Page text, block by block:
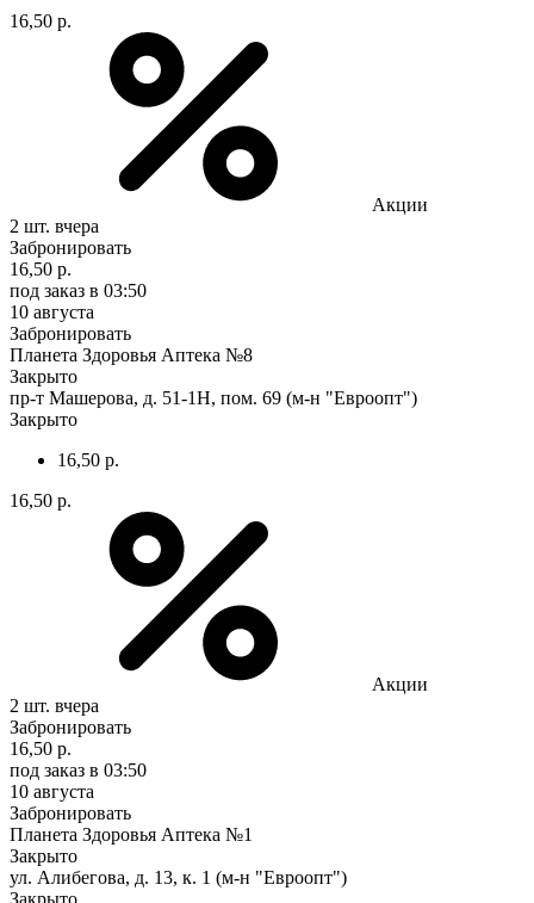
16,50 р.
Акции
2 шт. вчера
Забронировать
16,50 р.
под заказ в 03:50
10 августа
Забронировать
Планета Здоровья Аптека №8
Закрыто
пр-т Машерова, д. 51-1Н, пом. 69 (м-н "Евроопт")
Закрыто
16,50 р.
16,50 р.
Акции
2 шт. вчера
Забронировать
16,50 р.
под заказ в 03:50
10 августа
Забронировать
Планета Здоровья Аптека №1
Закрыто
ул. Алибегова, д. 13, к. 1 (м-н "Евроопт")
Закрыто